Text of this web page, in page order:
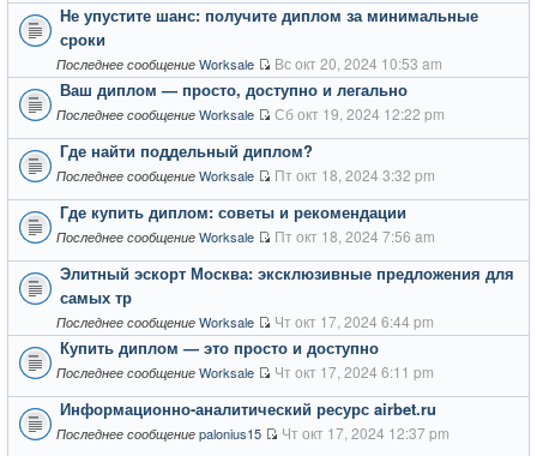
Не упустите шанс: получите диплом за минимальные
сроки
Последнее сообщение Worksale Вс окт 20, 2024 10:53 am
Ваш диплом — просто, доступно и легально
Последнее сообщение Worksale Сб окт 19, 2024 12:22 pm
Где найти поддельный диплом?
Последнее сообщение Worksale Пт окт 18, 2024 3:32 pm
Где купить диплом: советы и рекомендации
Последнее сообщение Worksale Пт окт 18, 2024 7:56 am
Элитный эскорт Москва: эксклюзивные предложения для
самых тр
Последнее сообщение Worksale Чт окт 17, 2024 6:44 pm
Купить диплом — это просто и доступно
Последнее сообщение Worksale Чт окт 17, 2024 6:11 pm
Информационно-аналитический ресурс airbet.ru
Последнее сообщение palonius15 Чт окт 17, 2024 12:37 pm